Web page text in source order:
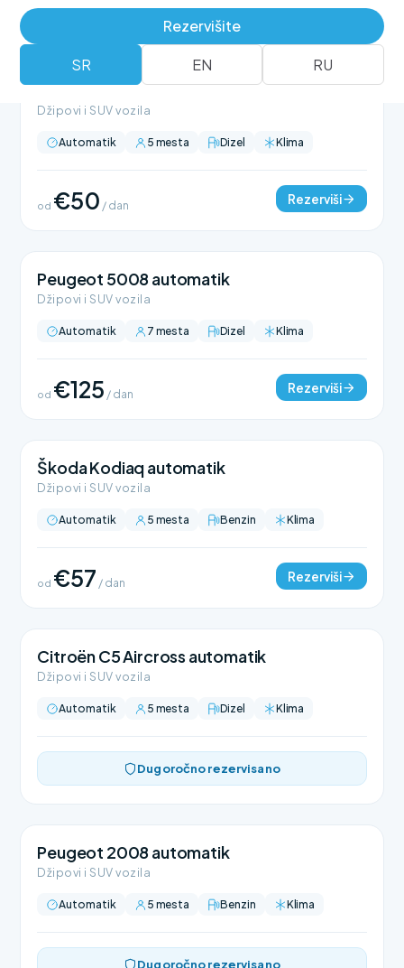
Rezervišite
SR EN RU
BMW X1 automatik
Džipovi i SUV vozila
Automatik 5 mesta Dizel Klima
od €50 / dan Rezerviši
Peugeot 5008 automatik
Džipovi i SUV vozila
Automatik 7 mesta Dizel Klima
od €125 / dan Rezerviši
Škoda Kodiaq automatik
Džipovi i SUV vozila
Automatik 5 mesta Benzin Klima
od €57 / dan Rezerviši
Citroën C5 Aircross automatik
Džipovi i SUV vozila
Automatik 5 mesta Dizel Klima
Dugoročno rezervisano
Peugeot 2008 automatik
Džipovi i SUV vozila
Automatik 5 mesta Benzin Klima
Dugoročno rezervisano